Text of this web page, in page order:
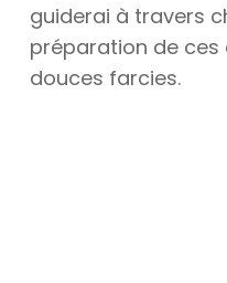
guiderai à travers
préparation de
douces farcies.